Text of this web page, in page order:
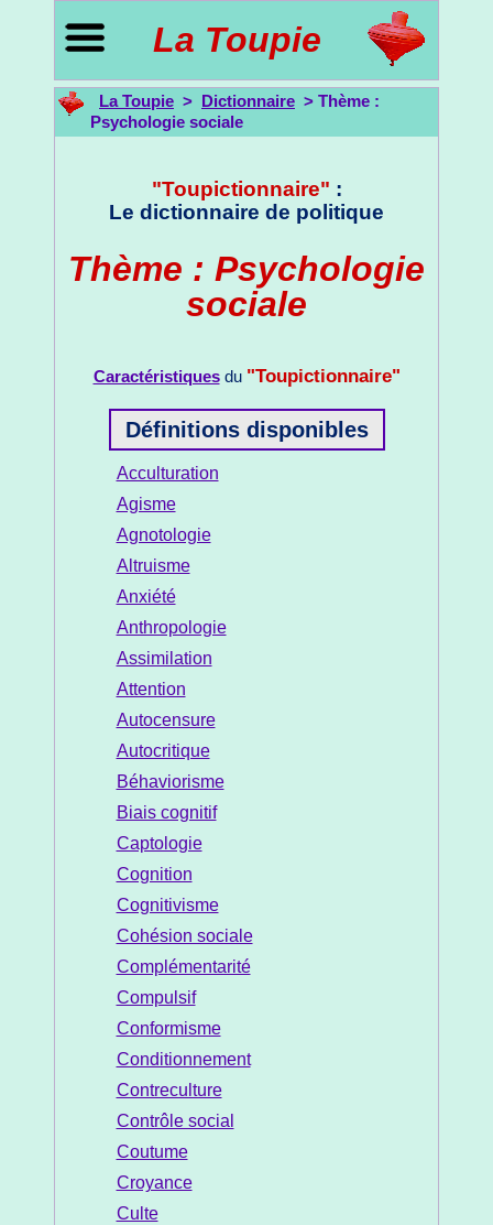
La Toupie
La Toupie > Dictionnaire > Thème :
Psychologie sociale
"Toupictionnaire" :
Le dictionnaire de politique
Thème : Psychologie
sociale
Caractéristiquesdu "Toupictionnaire"
Définitions disponibles
Acculturation
Agisme
Agnotologie
Altruisme
Anxiété
Anthropologie
Assimilation
Attention
Autocensure
Autocritique
Béhaviorisme
Biais cognitif
Captologie
Cognition
Cognitivisme
Cohésion sociale
Complémentarité
Compulsif
Conformisme
Conditionnement
Contreculture
Contrôle social
Coutume
Croyance
Culte